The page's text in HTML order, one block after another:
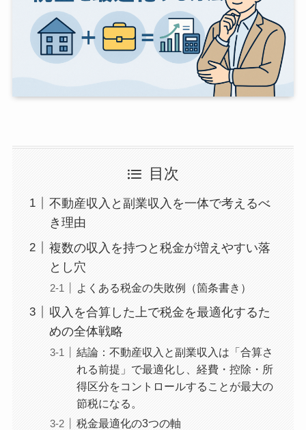
目次
不動産収入と副業収入を一体で考えるべ
き理由
複数の収入を持つと税金が増えやすい落
とし穴
よくある税金の失敗例（箇条書き）
収入を合算した上で税金を最適化するた
めの全体戦略
結論：不動産収入と副業収入は「合算さ
れる前提」で最適化し、経費・控除・所
得区分をコントロールすることが最大の
節税になる。
税金最適化の3つの軸